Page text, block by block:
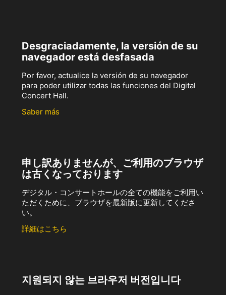
Desgraciadamente, la versión de su
navegador está desfasada
Por favor, actualice la versión de su navegador
para poder utilizar todas las funciones del Digital
Concert Hall.
Saber más
申し訳ありませんが、ご利用のブラウザ
は古くなっております
デジタル・コンサートホールの全ての機能をご利用い
ただくために、ブラウザを最新版に更新してくださ
い。
詳細はこちら
지원되지 않는 브라우저 버전입니다